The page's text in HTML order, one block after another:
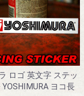
ロゴ 英文字 ステッ
ヨコ長